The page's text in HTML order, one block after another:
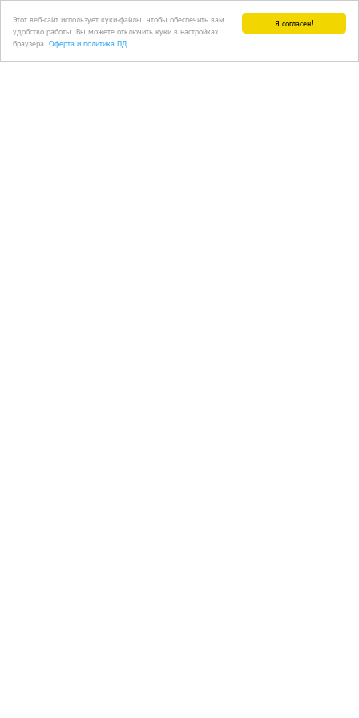
Я согласен!
Этот веб-сайт использует куки-файлы, чтобы обеспечить вам
удобство работы. Вы можете отключить куки в настройках
браузера. Оферта и политика ПД